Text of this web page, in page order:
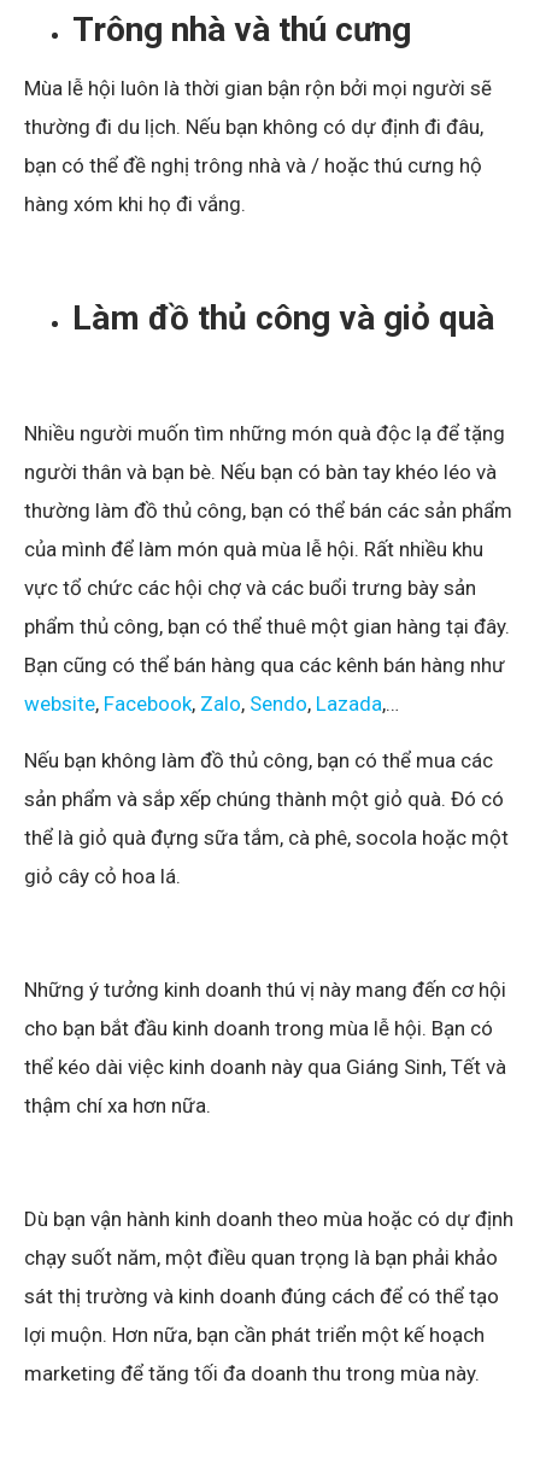
Trông nhà và thú cưng
Mùa lễ hội luôn là thời gian bận rộn bởi mọi người sẽ
thường đi du lịch. Nếu bạn không có dự định đi đâu,
bạn có thể đề nghị trông nhà và / hoặc thú cưng hộ
hàng xóm khi họ đi vắng.
Làm đồ thủ công và giỏ quà
Nhiều người muốn tìm những món quà độc lạ để tặng
người thân và bạn bè. Nếu bạn có bàn tay khéo léo và
thường làm đồ thủ công, bạn có thể bán các sản phẩm
của mình để làm món quà mùa lễ hội. Rất nhiều khu
vực tổ chức các hội chợ và các buổi trưng bày sản
phẩm thủ công, bạn có thể thuê một gian hàng tại đây.
Bạn cũng có thể bán hàng qua các kênh bán hàng như
website, Facebook, Zalo, Sendo, Lazada,…
Nếu bạn không làm đồ thủ công, bạn có thể mua các
sản phẩm và sắp xếp chúng thành một giỏ quà. Đó có
thể là giỏ quà đựng sữa tắm, cà phê, socola hoặc một
giỏ cây cỏ hoa lá.
Những ý tưởng kinh doanh thú vị này mang đến cơ hội
cho bạn bắt đầu kinh doanh trong mùa lễ hội. Bạn có
thể kéo dài việc kinh doanh này qua Giáng Sinh, Tết và
thậm chí xa hơn nữa.
Dù bạn vận hành kinh doanh theo mùa hoặc có dự định
chạy suốt năm, một điều quan trọng là bạn phải khảo
sát thị trường và kinh doanh đúng cách để có thể tạo
lợi muộn. Hơn nữa, bạn cần phát triển một kế hoạch
marketing để tăng tối đa doanh thu trong mùa này.